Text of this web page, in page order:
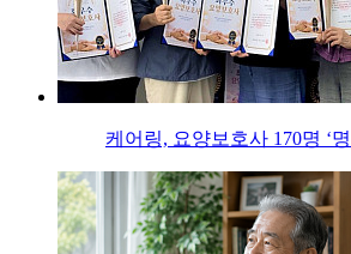
케어링, 요양보호사 170명 ‘